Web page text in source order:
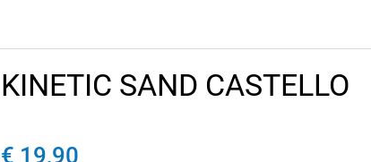
KINETIC SAND CASTELLO
€ 19,90